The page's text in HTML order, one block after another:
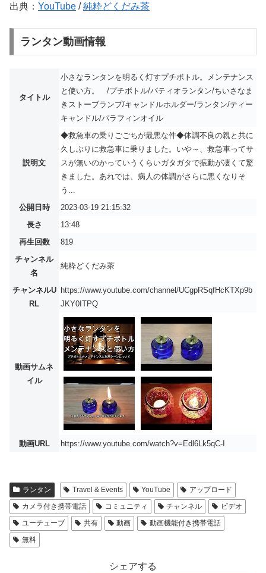
出典： YouTube /純粋どくだみ茶
ランタン動画情報
タイトル
小さなランタンを明るく灯すプチボトル。メンテナンス
と使い方。 /プチボトル/パティオランタン/ちいさなま
きストーブランプ/キャンドルホルダー/ランタン/ティー
キャンドル/パラフィンオイル
説明文
◆救急車の乗りごごちが最悪な件◆体調不良の親と共に
久しぶりに救急車に乗りました。いや～、救急車ってサ
スが無いのかっていうくらいガタガタで振動が凄くて驚
きました。あれでは、病人の体調がさらに悪くなりそ
う...
公開日時
2023-03-19 21:15:32
長さ
13:48
再生回数
819
チャンネル
名
純粋どくだみ茶
チャンネルU
RL
https://www.youtube.com/channel/UCgpRSqfHcKTXp9b
JKY0ITPQ
動画サムネ
イル
動画URL https://www.youtube.com/watch?v=Edl6Lk5qC-I
ランタン Travel & Events YouTube
アップロード
カメラ付き携帯電話
コミュニティ チャンネル
ビデオ
ユーチューブ
共有 動画
動画機能付き携帯電話
無料
シェアする